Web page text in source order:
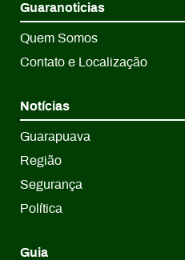
Guaranoticias
Quem Somos
Contato e Localização
Notícias
Guarapuava
Região
Segurança
Política
Guia